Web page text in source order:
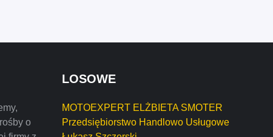
o
LOSOWE
MOTOEXPERT ELŻBIETA SMOTER
Przedsiębiorstwo Handlowo Usługowe